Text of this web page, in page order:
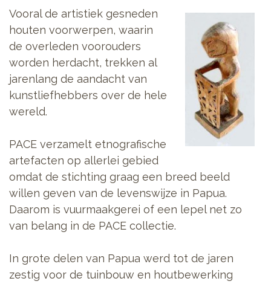
Vooral de artistiek gesneden
houten voorwerpen, waarin
de overleden voorouders
worden herdacht, trekken al
jarenlang de aandacht van
kunstliefhebbers over de hele
wereld.
PACE verzamelt etnografische
artefacten op allerlei gebied
omdat de stichting graag een breed beeld
willen geven van de levenswijze in Papua.
Daarom is vuurmaakgerei of een lepel net zo
van belang in de PACE collectie.
In grote delen van Papua werd tot de jaren
zestig voor de tuinbouw en houtbewerking